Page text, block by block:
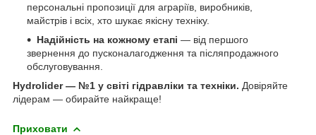
персональні пропозиції для аграріїв, виробників,
майстрів і всіх, хто шукає якісну техніку.
Надійність на кожному етапі — від першого
звернення до пусконалагодження та післяпродажного
обслуговування.
Hydrolider — №1 у світі гідравліки та техніки. Довіряйте
лідерам — обирайте найкраще!
Приховати